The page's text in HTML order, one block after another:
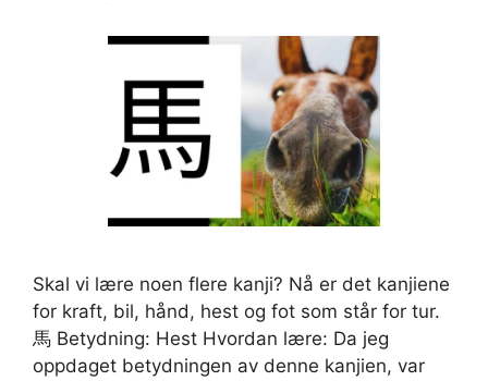
Skal vi lære noen flere kanji? Nå er det kanjiene
for kraft, bil, hånd, hest og fot som står for tur.
馬 Betydning: Hest Hvordan lære: Da jeg
oppdaget betydningen av denne kanjien, var